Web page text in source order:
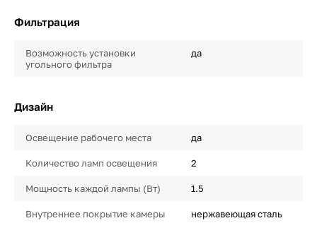
Фильтрация
Возможность установки
угольного фильтра
да
Дизайн
Освещение рабочего места да
Количество ламп освещения 2
Мощность каждой лампы (Вт) 1.5
Внутреннее покрытие камеры нержавеющая сталь